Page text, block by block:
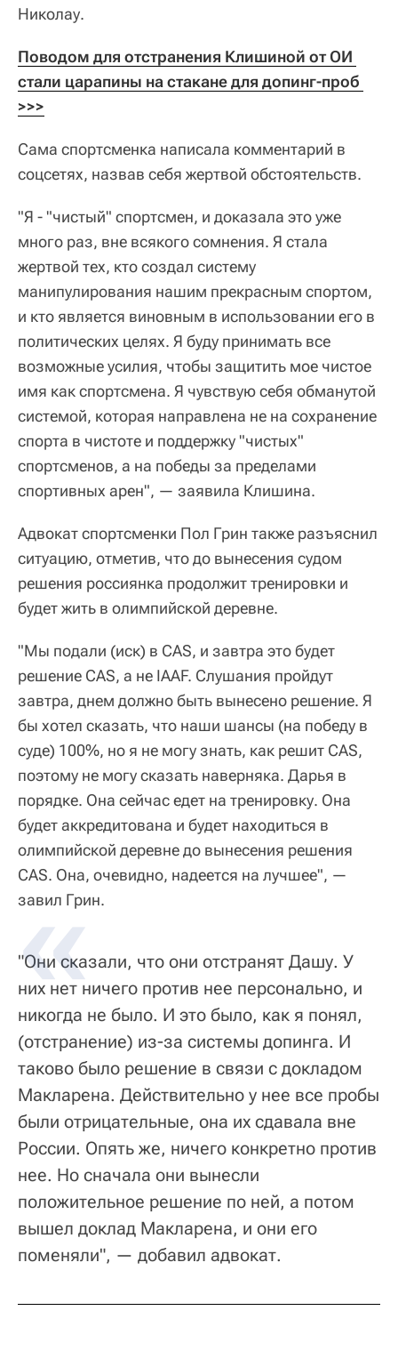
Николау.
Поводом для отстранения Клишиной от ОИ
стали царапины на стакане для допинг-проб
>>>
Сама спортсменка написала комментарий в
соцсетях, назвав себя жертвой обстоятельств.
"Я - "чистый" спортсмен, и доказала это уже
много раз, вне всякого сомнения. Я стала
жертвой тех, кто создал систему
манипулирования нашим прекрасным спортом,
и кто является виновным в использовании его в
политических целях. Я буду принимать все
возможные усилия, чтобы защитить мое чистое
имя как спортсмена. Я чувствую себя обманутой
системой, которая направлена не на сохранение
спорта в чистоте и поддержку "чистых"
спортсменов, а на победы за пределами
спортивных арен", — заявила Клишина.
Адвокат спортсменки Пол Грин также разъяснил
ситуацию, отметив, что до вынесения судом
решения россиянка продолжит тренировки и
будет жить в олимпийской деревне.
"Мы подали (иск) в CAS, и завтра это будет
решение CAS, а не IAAF. Слушания пройдут
завтра, днем должно быть вынесено решение. Я
бы хотел сказать, что наши шансы (на победу в
суде) 100%, но я не могу знать, как решит CAS,
поэтому не могу сказать наверняка. Дарья в
порядке. Она сейчас едет на тренировку. Она
будет аккредитована и будет находиться в
олимпийской деревне до вынесения решения
CAS. Она, очевидно, надеется на лучшее", —
завил Грин.
"Они сказали, что они отстранят Дашу. У
них нет ничего против нее персонально, и
никогда не было. И это было, как я понял,
(отстранение) из-за системы допинга. И
таково было решение в связи с докладом
Макларена. Действительно у нее все пробы
были отрицательные, она их сдавала вне
России. Опять же, ничего конкретно против
нее. Но сначала они вынесли
положительное решение по ней, а потом
вышел доклад Макларена, и они его
поменяли", — добавил адвокат.